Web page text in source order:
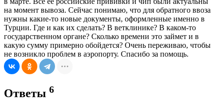
на момент вывоза. Сейчас понимаю, что для обратного ввоза
нужны какие-то новые документы, оформленные именно в
Турции. Где и как их сделать? В ветклинике? В каком-то
государственном органе? Сколько времени это займет и в
какую сумму примерно обойдется? Очень переживаю, чтобы
не возникло проблем в аэропорту. Спасибо за помощь.
Ответы 6